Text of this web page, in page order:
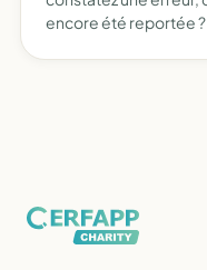
encore été reportée ?